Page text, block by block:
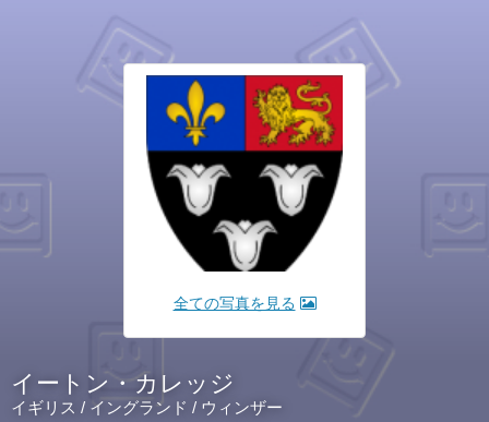
全ての写真を見る
イートン・カレッジ
イギリス / イングランド / ウィンザー